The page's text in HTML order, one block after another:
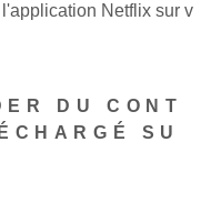
Netflix sur v
DU CONT
SU